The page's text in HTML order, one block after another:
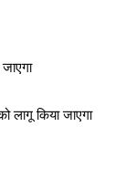
किया जाएगा